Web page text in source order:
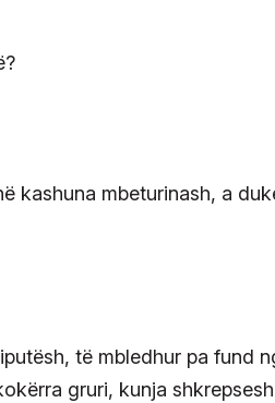
kashuna mbeturinash, a
të mbledhur pa fund
gruri, kunja